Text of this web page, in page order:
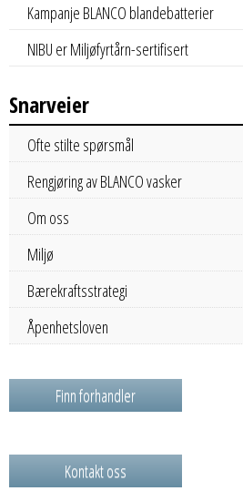
Kampanje BLANCO blandebatterier
NIBU er Miljøfyrtårn-sertifisert
Snarveier
Ofte stilte spørsmål
Rengjøring av BLANCO vasker
Om oss
Miljø
Bærekraftsstrategi
Åpenhetsloven
Finn forhandler
Kontakt oss